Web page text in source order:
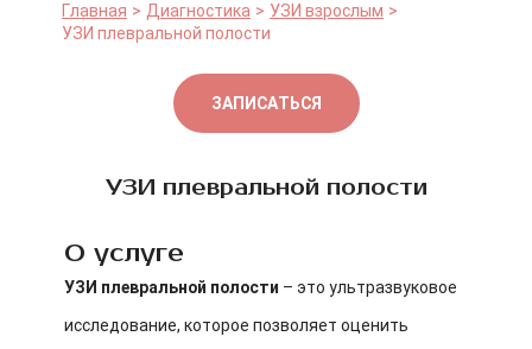
Главная Диагностика
УЗИ взрослым
УЗИ плевральной полости
ЗАПИСАТЬСЯ
УЗИ плевральной полости
О услуге
УЗИ плевральной полости – это ультразвуковое
исследование, которое позволяет оценить